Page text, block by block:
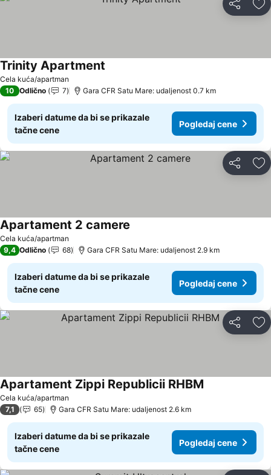
Deli
Cela kuća/apartman
Trinity Apartment
10 Odlično 7 Gara CFR Satu Mare: udaljenost 0.7 km
Izaberi datume da bi se prikazale
tačne cene
Pogledaj cene
Deli
Cela kuća/apartman
Apartament 2 camere
9,4 Odlično 68 Gara CFR Satu Mare: udaljenost 2.9 km
Izaberi datume da bi se prikazale
tačne cene
Pogledaj cene
Deli
Cela kuća/apartman
Apartament Zippi Republicii RHBM
7,1 65 Gara CFR Satu Mare: udaljenost 2.6 km
Izaberi datume da bi se prikazale
tačne cene
Pogledaj cene